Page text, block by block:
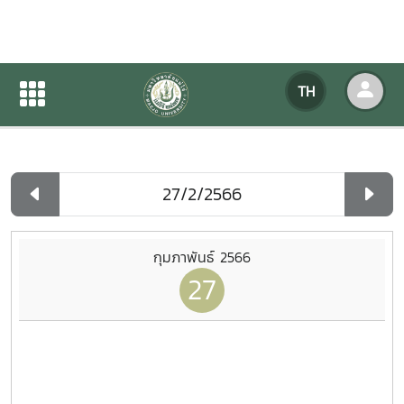
TH
ปฏิทินกิจกรรมของหน่วยงาน
ปฏิทินกิจกรรมของหน่วยงาน
กุมภาพันธ์ 2566
27